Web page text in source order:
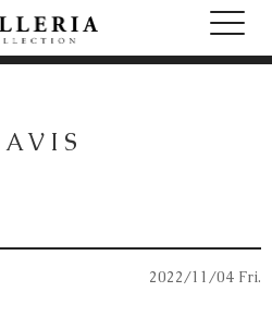
AVIS
2022/11/04 Fri.